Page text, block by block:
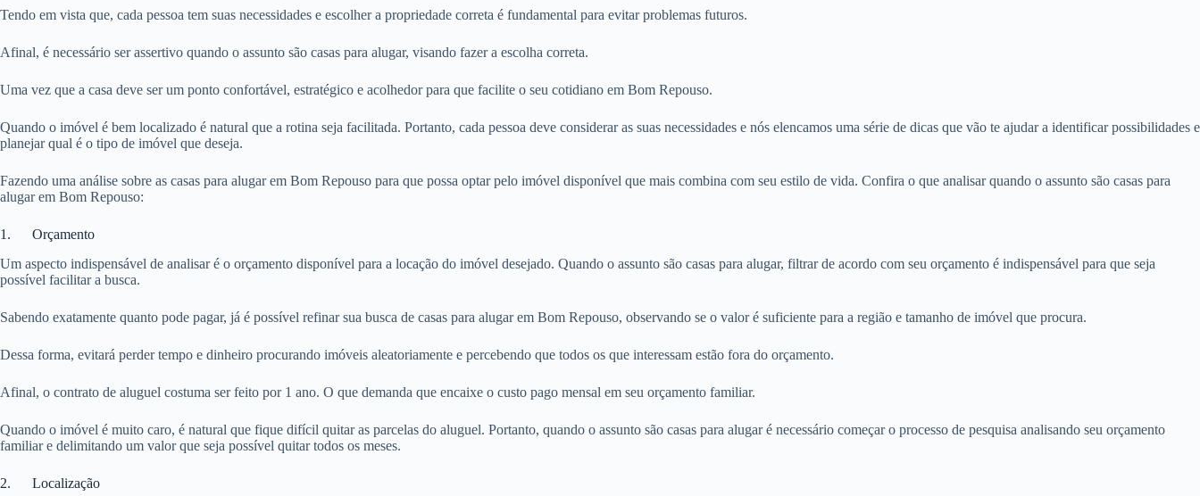
Tendo em vista que, cada pessoa tem suas necessidades e escolher a propriedade correta é fundamental para evitar problemas futuros.
Afinal, é necessário ser assertivo quando o assunto são casas para alugar, visando fazer a escolha correta.
Uma vez que a casa deve ser um ponto confortável, estratégico e acolhedor para que facilite o seu cotidiano em Bom Repouso.
Quando o imóvel é bem localizado é natural que a rotina seja facilitada. Portanto, cada pessoa deve considerar as suas necessidades e nós elencamos uma série de dicas que vão te ajudar a identificar possibilidades e
planejar qual é o tipo de imóvel que deseja.
Fazendo uma análise sobre as casas para alugar em Bom Repouso para que possa optar pelo imóvel disponível que mais combina com seu estilo de vida. Confira o que analisar quando o assunto são casas para
alugar em Bom Repouso:
1. Orçamento
Um aspecto indispensável de analisar é o orçamento disponível para a locação do imóvel desejado. Quando o assunto são casas para alugar, filtrar de acordo com seu orçamento é indispensável para que seja
possível facilitar a busca.
Sabendo exatamente quanto pode pagar, já é possível refinar sua busca de casas para alugar em Bom Repouso, observando se o valor é suficiente para a região e tamanho de imóvel que procura.
Dessa forma, evitará perder tempo e dinheiro procurando imóveis aleatoriamente e percebendo que todos os que interessam estão fora do orçamento.
Afinal, o contrato de aluguel costuma ser feito por 1 ano. O que demanda que encaixe o custo pago mensal em seu orçamento familiar.
Quando o imóvel é muito caro, é natural que fique difícil quitar as parcelas do aluguel. Portanto, quando o assunto são casas para alugar é necessário começar o processo de pesquisa analisando seu orçamento
familiar e delimitando um valor que seja possível quitar todos os meses.
2. Localização